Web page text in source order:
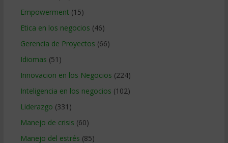
Empowerment (15)
Etica en los negocios (46)
Gerencia de Proyectos (66)
Idiomas (51)
Innovacion en los Negocios (224)
Inteligencia en los negocios (102)
Liderazgo (331)
Manejo de crisis (60)
Manejo del estrés (85)